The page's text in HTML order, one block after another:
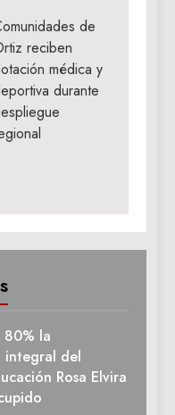
de
reciben
médica y
durante
80% la
integral del
Rosa Elvira